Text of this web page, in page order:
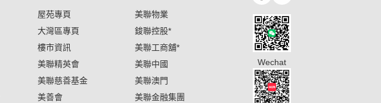
屋苑專頁
大灣區專頁
樓市資訊
美聯精英會
美聯慈善基金
美善會
美聯物業
鋑聯控股*
美聯工商舖*
美聯中國
美聯澳門
美聯金融集團
Wechat